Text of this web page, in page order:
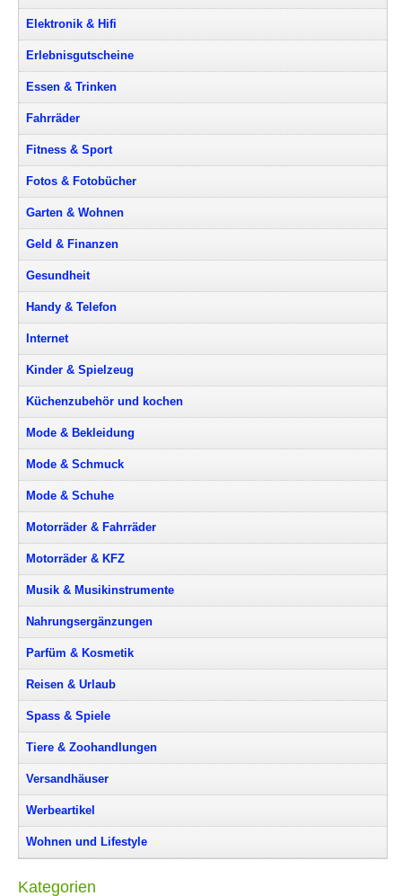
Elektronik & Hifi
Erlebnisgutscheine
Essen & Trinken
Fahrräder
Fitness & Sport
Fotos & Fotobücher
Garten & Wohnen
Geld & Finanzen
Gesundheit
Handy & Telefon
Internet
Kinder & Spielzeug
Küchenzubehör und kochen
Mode & Bekleidung
Mode & Schmuck
Mode & Schuhe
Motorräder & Fahrräder
Motorräder & KFZ
Musik & Musikinstrumente
Nahrungsergänzungen
Parfüm & Kosmetik
Reisen & Urlaub
Spass & Spiele
Tiere & Zoohandlungen
Versandhäuser
Werbeartikel
Wohnen und Lifestyle
Kategorien